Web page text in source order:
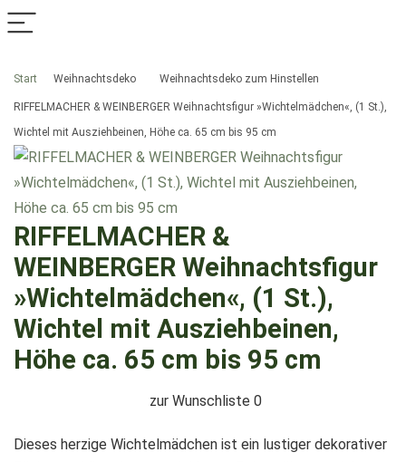
Start Weihnachtsdeko Weihnachtsdeko zum Hinstellen
RIFFELMACHER & WEINBERGER Weihnachtsfigur »Wichtelmädchen«, (1 St.),
Wichtel mit Ausziehbeinen, Höhe ca. 65 cm bis 95 cm
RIFFELMACHER &
WEINBERGER Weihnachtsfigur
»Wichtelmädchen«, (1 St.),
Wichtel mit Ausziehbeinen,
Höhe ca. 65 cm bis 95 cm
zur Wunschliste 0
Dieses herzige Wichtelmädchen ist ein lustiger dekorativer